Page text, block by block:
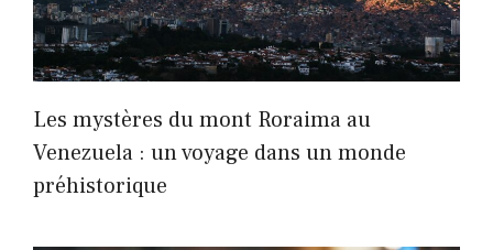
Les mystères du mont Roraima au
Venezuela : un voyage dans un monde
préhistorique